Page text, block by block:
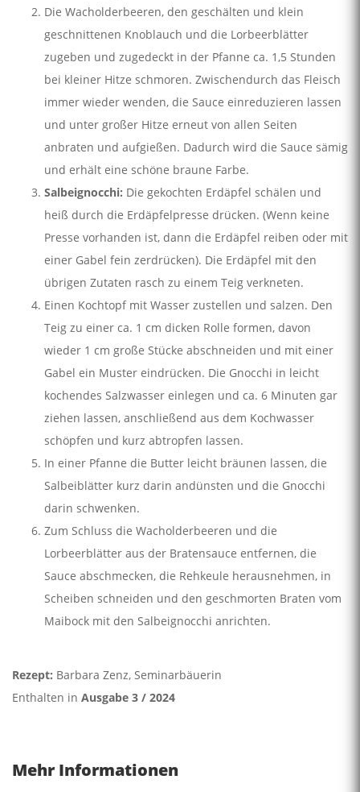
Die Wacholderbeeren, den geschälten und klein
geschnittenen Knoblauch und die Lorbeerblätter
zugeben und zugedeckt in der Pfanne ca. 1,5 Stunden
bei kleiner Hitze schmoren. Zwischendurch das Fleisch
immer wieder wenden, die Sauce einreduzieren lassen
und unter großer Hitze erneut von allen Seiten
anbraten und aufgießen. Dadurch wird die Sauce sämig
und erhält eine schöne braune Farbe.
Salbeignocchi: Die gekochten Erdäpfel schälen und
heiß durch die Erdäpfelpresse drücken. (Wenn keine
Presse vorhanden ist, dann die Erdäpfel reiben oder mit
einer Gabel fein zerdrücken). Die Erdäpfel mit den
übrigen Zutaten rasch zu einem Teig verkneten.
Einen Kochtopf mit Wasser zustellen und salzen. Den
Teig zu einer ca. 1 cm dicken Rolle formen, davon
wieder 1 cm große Stücke abschneiden und mit einer
Gabel ein Muster eindrücken. Die Gnocchi in leicht
kochendes Salzwasser einlegen und ca. 6 Minuten gar
ziehen lassen, anschließend aus dem Kochwasser
schöpfen und kurz abtropfen lassen.
In einer Pfanne die Butter leicht bräunen lassen, die
Salbeiblätter kurz darin andünsten und die Gnocchi
darin schwenken.
Zum Schluss die Wacholderbeeren und die
Lorbeerblätter aus der Bratensauce entfernen, die
Sauce abschmecken, die Rehkeule herausnehmen, in
Scheiben schneiden und den geschmorten Braten vom
Maibock mit den Salbeignocchi anrichten.
Rezept: Barbara Zenz, Seminarbäuerin
Enthalten in Ausgabe 3 / 2024
Mehr Informationen